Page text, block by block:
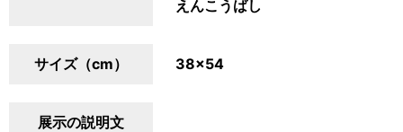
えんこうばし
サイズ（cm） 38×54
展示の説明文